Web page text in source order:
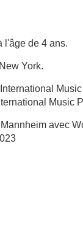
l'âge de 4 ans.
York.
Music
avec